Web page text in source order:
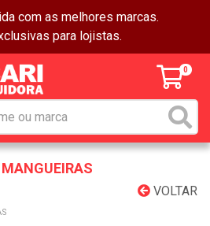
com as melhores marcas.
para lojistas.
0
VOLTAR